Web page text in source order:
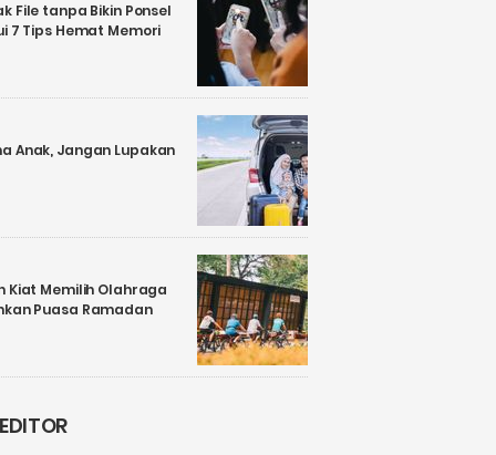
File tanpa Bikin Ponsel
7 Tips Hemat Memori
Anak, Jangan Lupakan
Kiat Memilih Olahraga
Puasa Ramadan